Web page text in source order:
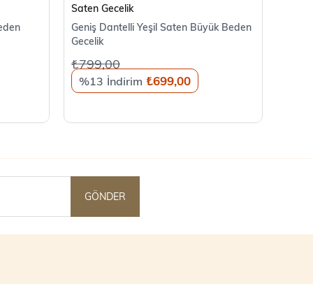
Saten Gecelik
Geniş Dantelli Yeşil Saten Büyük Beden
Gecelik
%13 ₺699,00
₺799,00
GÖNDER